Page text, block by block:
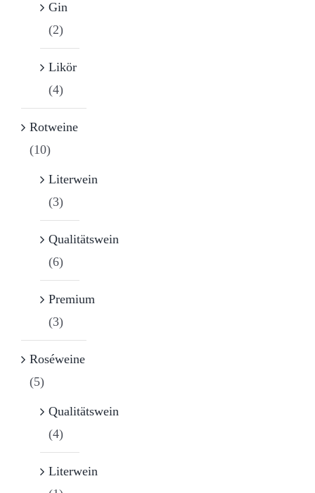
Gin
(2)
Likör
(4)
Rotweine
(10)
Literwein
(3)
Qualitätswein
(6)
Premium
(3)
Roséweine
(5)
Qualitätswein
(4)
Literwein